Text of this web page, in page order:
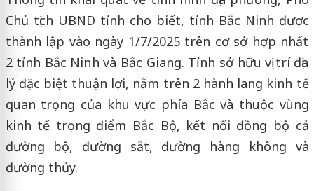
Chủ tịch UBND tỉnh cho biết, tỉnh Bắc Ninh được
thành lập vào ngày 1/7/2025 trên cơ sở hợp nhất
2 tỉnh Bắc Ninh và Bắc Giang. Tỉnh sở hữu vị trí địa
lý đặc biệt thuận lợi, nằm trên 2 hành lang kinh tế
quan trọng của khu vực phía Bắc và thuộc vùng
kinh tế trọng điểm Bắc Bộ, kết nối đồng bộ cả
đường bộ, đường sắt, đường hàng không và
đường thủy.